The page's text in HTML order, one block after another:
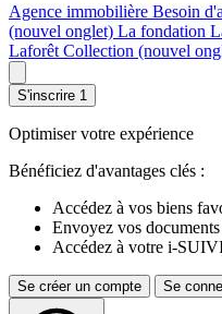
Agence immobilière Besoin
(nouvel onglet) La fondation
Laforêt Collection (nouvel
S'inscrire 1
Optimiser votre expérience
Bénéficiez d'avantages clés :
Accédez à vos biens
Envoyez vos
Accédez à votre i-
Se créer un compte Se